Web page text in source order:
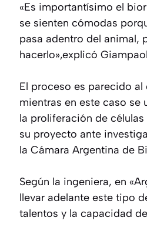
«Es importantísimo el
se sienten cómodas
pasa adentro del animal,
hacerlo»,explicó
El proceso es parecido
mientras en este caso se
la proliferación de
su proyecto ante
la Cámara Argentina de
Según la ingeniera, en
llevar adelante este tipo
talentos y la capacidad